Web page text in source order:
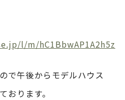
l/m/hC1BbwAP1A2h5z
で午後からモデルハウス
おります。